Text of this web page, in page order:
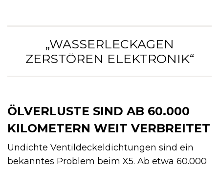
„WASSERLECKAGEN
ZERSTÖREN ELEKTRONIK“
ÖLVERLUSTE SIND AB 60.000
KILOMETERN WEIT VERBREITET
Undichte Ventildeckeldichtungen sind ein
bekanntes Problem beim X5. Ab etwa 60.000